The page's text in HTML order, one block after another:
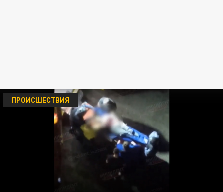
ПРОИСШЕСТВИЯ